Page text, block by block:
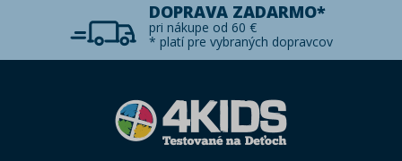
DOPRAVA ZADARMO*
pri nákupe od 60 €
* platí pre vybraných dopravcov